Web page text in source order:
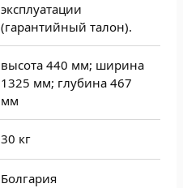
эксплуатации
(гарантийный талон).
высота 440 мм; ширина
1325 мм; глубина 467
мм
30 кг
Болгария